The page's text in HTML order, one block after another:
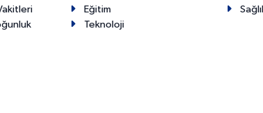
Eğitim
Teknoloji